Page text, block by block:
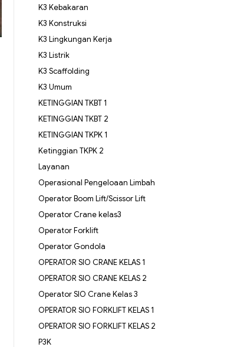
K3 Kebakaran
K3 Konstruksi
K3 Lingkungan Kerja
K3 Listrik
K3 Scaffolding
K3 Umum
KETINGGIAN TKBT 1
KETINGGIAN TKBT 2
KETINGGIAN TKPK 1
Ketinggian TKPK 2
Layanan
Operasional Pengeloaan Limbah
Operator Boom Lift/Scissor Lift
Operator Crane kelas3
Operator Forklift
Operator Gondola
OPERATOR SIO CRANE KELAS 1
OPERATOR SIO CRANE KELAS 2
Operator SIO Crane Kelas 3
OPERATOR SIO FORKLIFT KELAS 1
OPERATOR SIO FORKLIFT KELAS 2
P3K